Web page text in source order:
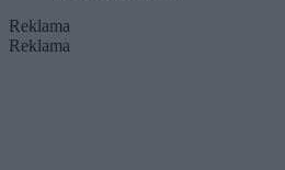
Reklama
Reklama